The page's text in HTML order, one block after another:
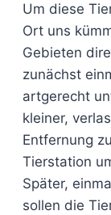
Um diese
Ort uns
Gebieten
zunächst
artgerecht
kleiner,
Entfernung
Tierstation
Später,
sollen die